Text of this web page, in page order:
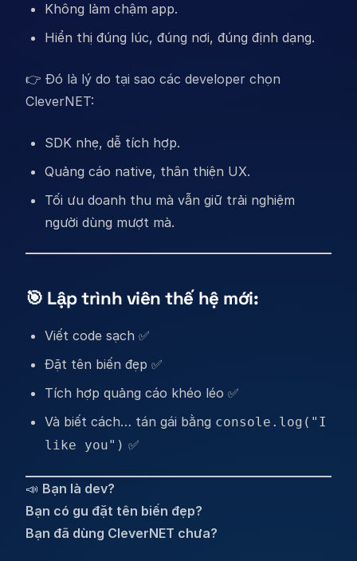
Không làm chậm app.
Hiển thị đúng lúc, đúng nơi, đúng định dạng.
👉 Đó là lý do tại sao các developer chọn
CleverNET:
SDK nhẹ, dễ tích hợp.
Quảng cáo native, thân thiện UX.
Tối ưu doanh thu mà vẫn giữ trải nghiệm
người dùng mượt mà.
🎯 Lập trình viên thế hệ mới:
Viết code sạch ✅
Đặt tên biến đẹp ✅
Tích hợp quảng cáo khéo léo ✅
Và biết cách… tán gái bằng console.log("I
like you") ✅
📣 Bạn là dev?
Bạn có gu đặt tên biến đẹp?
Bạn đã dùng CleverNET chưa?